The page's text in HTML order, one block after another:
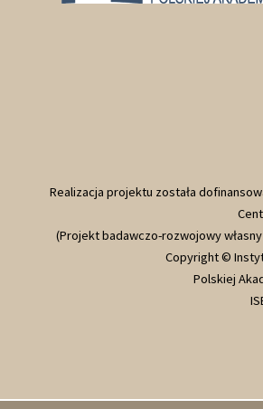
Realizacja projektu została
(Projekt badawczo-rozwojowy własny
Copyright ©
Polskiej